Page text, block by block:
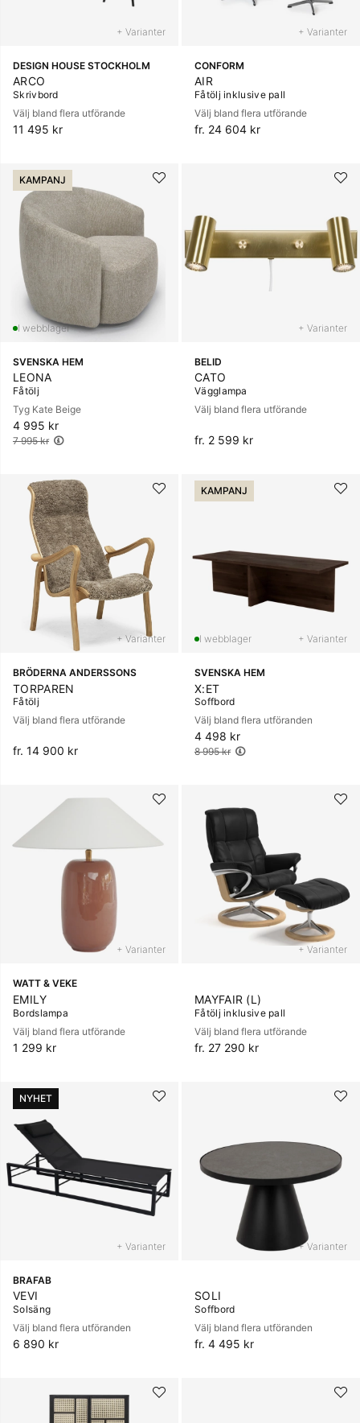
+ Varianter
DESIGN HOUSE STOCKHOLM
ARCO
Skrivbord
Välj bland flera utförande
11 495 kr
+ Varianter
CONFORM
AIR
Fåtölj inklusive pall
Välj bland flera utförande
fr. 24 604 kr
KAMPANJ
SVENSKA HEM
LEONA
Fåtölj
Tyg Kate Beige
4 995 kr
Ordinarie pris:
7 995 kr
+ Varianter
BELID
CATO
Vägglampa
Välj bland flera utförande
fr. 2 599 kr
+ Varianter
BRÖDERNA ANDERSSONS
TORPAREN
Fåtölj
Välj bland flera utförande
fr. 14 900 kr
KAMPANJ
+ Varianter
SVENSKA HEM
X:ET
Soffbord
Välj bland flera utföranden
4 498 kr
Ordinarie pris:
8 995 kr
+ Varianter
WATT & VEKE
EMILY
Bordslampa
Välj bland flera utförande
1 299 kr
+ Varianter
MAYFAIR (L)
Fåtölj inklusive pall
Välj bland flera utförande
fr. 27 290 kr
NYHET
+ Varianter
BRAFAB
VEVI
Solsäng
Välj bland flera utföranden
6 890 kr
+ Varianter
SOLI
Soffbord
Välj bland flera utföranden
fr. 4 495 kr